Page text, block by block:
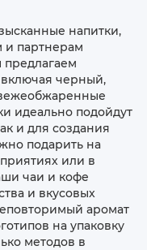
напитки,
и партнерам
черный,
идеально подойдут
и для создания
подарить на
или в
чаи и кофе
и вкусовых
аромат
на упаковку
методов в